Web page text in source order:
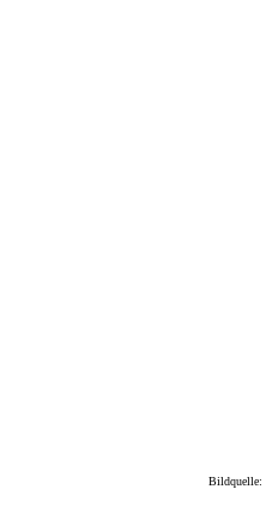
Bildquelle: